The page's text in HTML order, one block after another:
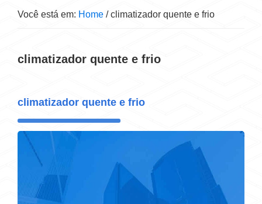
Você está em: Home /climatizador quente e frio
climatizador quente e frio
climatizador quente e frio